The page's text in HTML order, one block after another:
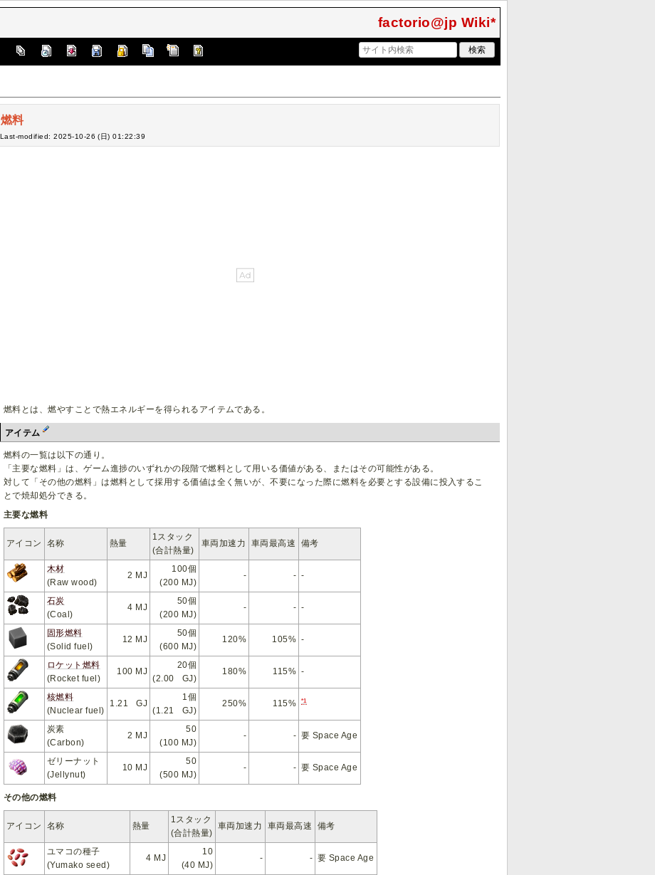
factorio@jp Wiki*
燃料
Last-modified: 2025-10-26 (日) 01:22:39
燃料とは、燃やすことで熱エネルギーを得られるアイテムである。
アイテム
燃料の一覧は以下の通り。
「主要な燃料」は、ゲーム進捗のいずれかの段階で燃料として用いる価値がある、またはその可能性がある。
対して「その他の燃料」は燃料として採用する価値は全く無いが、不要になった際に燃料を必要とする設備に投入するこ
とで焼却処分できる。
主要な燃料
アイコン 名称 熱量
1スタック
(合計熱量)
車両加速力 車両最高速 備考
木材
(Raw wood)
2 MJ
100個
(200 MJ)
- - -
石炭
(Coal)
4 MJ
50個
(200 MJ)
- - -
固形燃料
(Solid fuel)
12 MJ
50個
(600 MJ)
120% 105% -
ロケット燃料
(Rocket fuel)
100 MJ
20個
(2.00 GJ)
180% 115% -
核燃料
(Nuclear fuel)
1.21 GJ
1個
(1.21 GJ)
250% 115% *1
炭素
(Carbon)
2 MJ
50
(100 MJ)
- - 要 Space Age
ゼリーナット
(Jellynut)
10 MJ
50
(500 MJ)
- - 要 Space Age
その他の燃料
アイコン 名称 熱量
1スタック
(合計熱量)
車両加速力 車両最高速 備考
ユマコの種子
(Yumako seed)
4 MJ
10
(40 MJ)
- - 要 Space Age